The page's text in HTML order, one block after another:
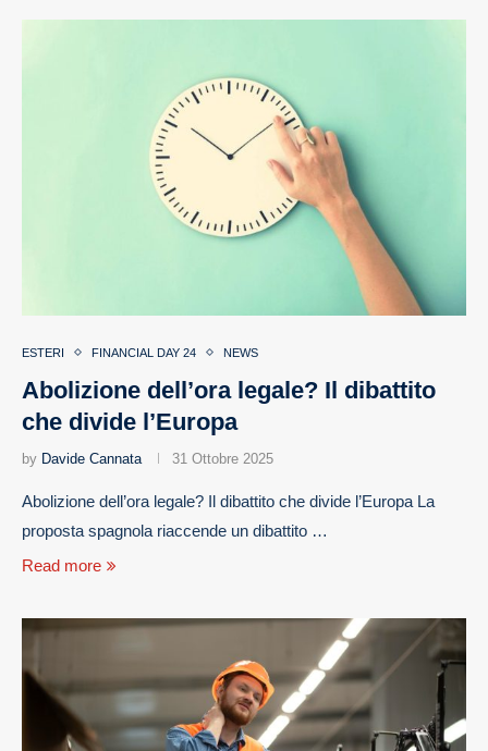
ESTERI FINANCIAL DAY 24 NEWS
Abolizione dell’ora legale? Il dibattito
che divide l’Europa
by Davide Cannata 31 Ottobre 2025
Abolizione dell’ora legale? Il dibattito che divide l’Europa La
proposta spagnola riaccende un dibattito …
Read more